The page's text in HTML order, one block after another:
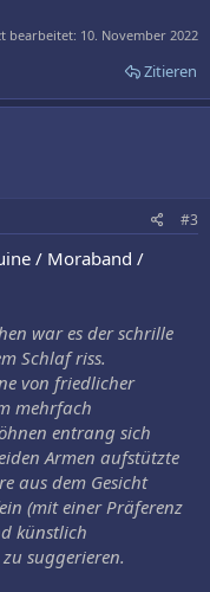
bearbeitet: 10. November 2022
Zitieren
#3
/ Moraband /
war es der schrille
Schlaf riss.
von friedlicher
mehrfach
entrang sich
Armen aufstützte
aus dem Gesicht
(mit einer Präferenz
künstlich
suggerieren.